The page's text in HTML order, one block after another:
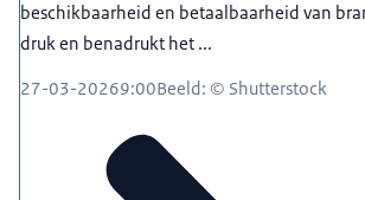
beschikbaarheid en betaalbaarheid van
druk en benadrukt het ...
27-03-20269:00Beeld: © Shutterstock